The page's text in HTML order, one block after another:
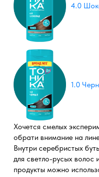
4.0
1.0
Хочется смелых
обрати внимание на
Внутри серебристых
для светло-русых волос
продукты можно